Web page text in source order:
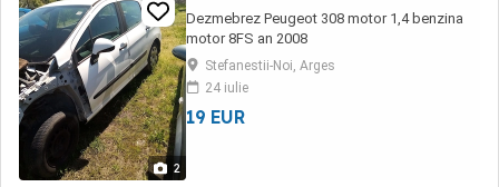
2
Dezmebrez Peugeot 308 motor 1,4 benzina
motor 8FS an 2008
Stefanestii-Noi, Arges
24 iulie
19 EUR